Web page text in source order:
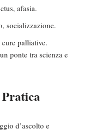
afasia.
socializzazione.
palliative.
ponte tra scienza e
d’ascolto e